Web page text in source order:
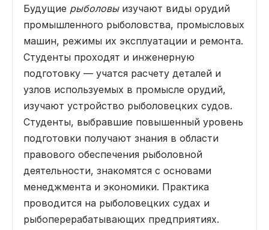
Будущие рыболовыизучают виды орудий
промышленного рыболовства, промысловых
машин, режимы их эксплуатации и ремонта.
Студенты проходят и инженерную
подготовку — учатся расчету деталей и
узлов используемых в промысле орудий,
изучают устройство рыболовецких судов.
Студенты, выбравшие повышенный уровень
подготовки получают знания в области
правового обеспечения рыболовной
деятельности, знакомятся с основами
менеджмента и экономики. Практика
проводится на рыболовецких судах и
рыбоперерабатывающих предприятиях.